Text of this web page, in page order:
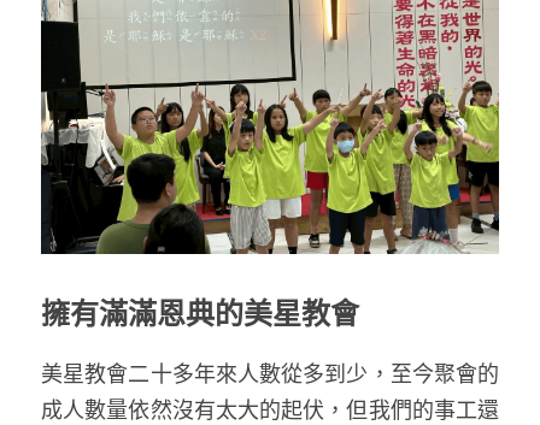
擁有滿滿恩典的美星教會
美星教會二十多年來人數從多到少，至今聚會的
成人數量依然沒有太大的起伏，但我們的事工還